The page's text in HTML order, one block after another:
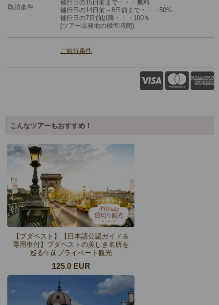
取消条件
催行日の15日前まで・・・無料
催行日の14日前～8日前まで・・・50%
催行日の7日前以降・・・100％
(ツアー出発地の標準時間)
ご旅行条件
こんなツアーもおすすめ！
【ブダペスト】【日本語公認ガイド＆
専用車付】ブダペストの美しき名所を
巡る午前プライベート観光
125.0 EUR